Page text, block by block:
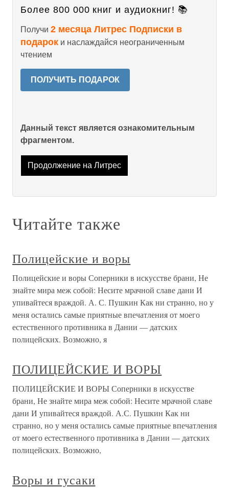
Более 800 000 книг и аудиокниг! 📚
Получи 2 месяца Литрес Подписки в
подарок и наслаждайся неограниченным
чтением
ПОЛУЧИТЬ ПОДАРОК
Данный текст является ознакомительным
фрагментом.
Продолжение на Литрес
Читайте также
Полицейские и воры
Полицейские и воры Соперники в искусстве брани, Не
знайте мира меж собой: Несите мрачной славе дани И
упивайтеся враждой. А. С. Пушкин Как ни странно, но у
меня остались самые приятные впечатления от моего
естественного противника в Дании — датских
полицейских. Возможно, я
ПОЛИЦЕЙСКИЕ И ВОРЫ
ПОЛИЦЕЙСКИЕ И ВОРЫ Соперники в искусстве
брани, Не знайте мира меж собой: Несите мрачной славе
дани И упивайтеся враждой. А.С. Пушкин Как ни
странно, но у меня остались самые приятные впечатления
от моего естественного противника в Дании — датских
полицейских. Возможно,
Воры и гусаки